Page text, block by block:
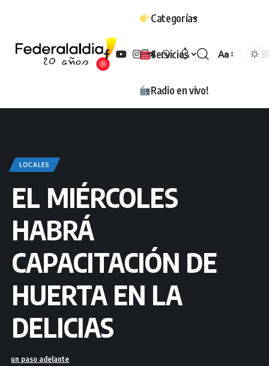
Categorías
Servicios
Radio en vivo!
Tamaño
Aa
LOCALES
EL MIÉRCOLES
HABRÁ
CAPACITACIÓN DE
HUERTA EN LA
DELICIAS
un paso adelante